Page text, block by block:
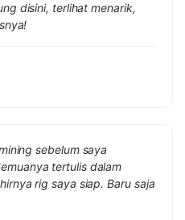
disini, terlihat menarik,
sebelum saya
tertulis dalam
rig saya siap. Baru saja